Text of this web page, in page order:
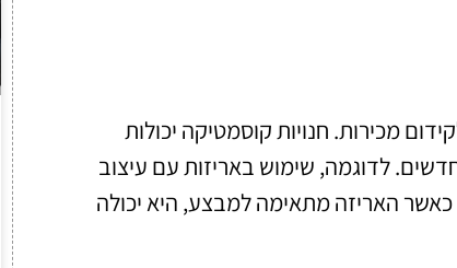
מכירות. חנויות קוסמטיקה יכולות
לדוגמה, שימוש באריזות עם עיצוב
האריזה מתאימה למבצע, היא יכולה